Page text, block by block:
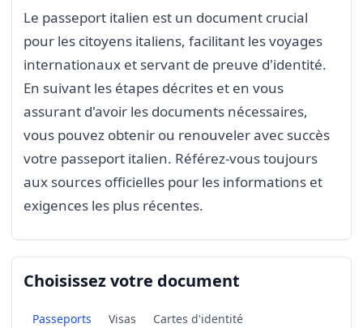
Le passeport italien est un document crucial
pour les citoyens italiens, facilitant les voyages
internationaux et servant de preuve d'identité.
En suivant les étapes décrites et en vous
assurant d'avoir les documents nécessaires,
vous pouvez obtenir ou renouveler avec succès
votre passeport italien. Référez-vous toujours
aux sources officielles pour les informations et
exigences les plus récentes.
Choisissez votre document
Passeports Visas
Cartes d'identité